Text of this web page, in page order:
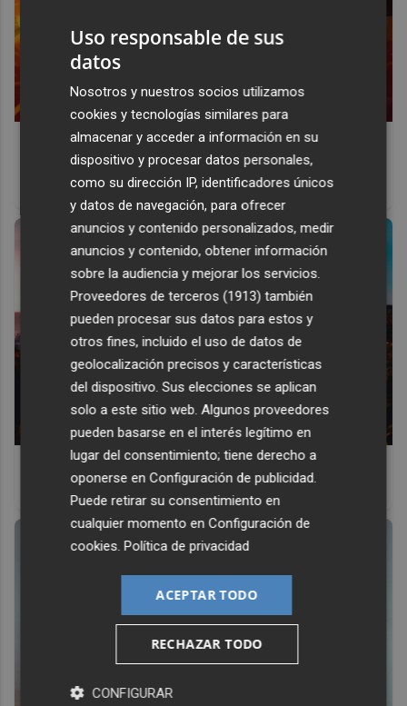
Corepunk MMORPG
Un verdadero MMORPG de la vieja escuela ¡Cómo los de
antes, pero mejor!
Top 2026: destinos clave
Inspírate y elige tu próximo destino para 2026
Uso responsable de sus
datos
Nosotros y nuestros socios utilizamos
cookies y tecnologías similares para
almacenar y acceder a información en su
dispositivo y procesar datos personales,
como su dirección IP, identificadores únicos
y datos de navegación, para ofrecer
anuncios y contenido personalizados, medir
anuncios y contenido, obtener información
sobre la audiencia y mejorar los servicios.
Proveedores de terceros (1913) también
pueden procesar sus datos para estos y
otros fines, incluido el uso de datos de
geolocalización precisos y características
del dispositivo. Sus elecciones se aplican
solo a este sitio web. Algunos proveedores
pueden basarse en el interés legítimo en
lugar del consentimiento; tiene derecho a
oponerse enConfiguración de publicidad
Puede retirar su consentimiento en
cualquier momento enConfiguración de
cookies .Política de privacidad
ACEPTAR TODO
RECHAZAR TODO
CONFIGURAR